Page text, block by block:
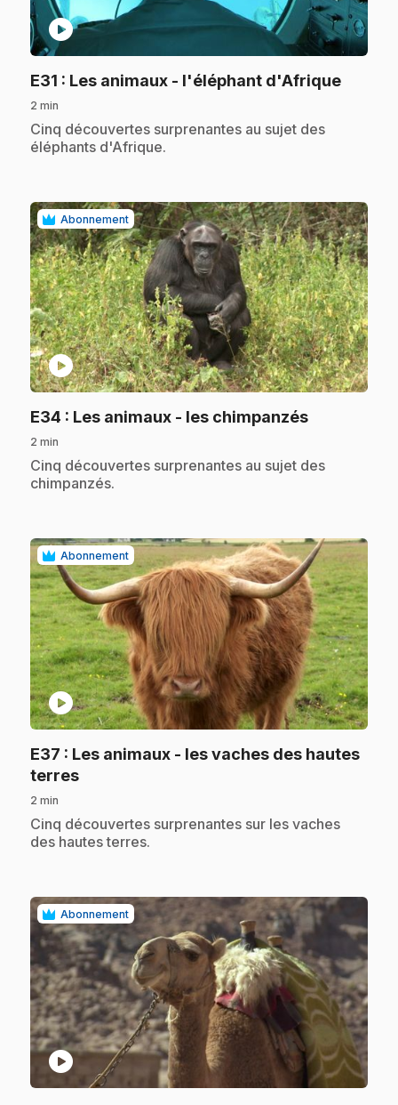
play_circle
E31 : Les animaux - l'éléphant d'Afrique.
2 min
.Cinq découvertes surprenantes au sujet des
éléphants d'Afrique.
Abonnement
play_circle
E34 : Les animaux - les chimpanzés.
2 min
.Cinq découvertes surprenantes au sujet des
chimpanzés.
Abonnement
play_circle
E37 : Les animaux - les vaches des hautes
terres.
2 min
.Cinq découvertes surprenantes sur les vaches
des hautes terres.
Abonnement
play_circle